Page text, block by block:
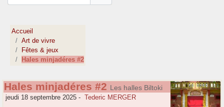
Accueil
Art de vivre
Fêtes & jeux
Hales minjadéres #2
Hales minjadéres #2 Les halles Biltoki
jeudi 18 septembre 2025 - Tederic MERGER